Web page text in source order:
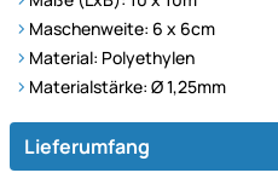
Maschenweite: 6 x 6cm
Material: Polyethylen
Materialstärke: Ø 1,25mm
Lieferumfang